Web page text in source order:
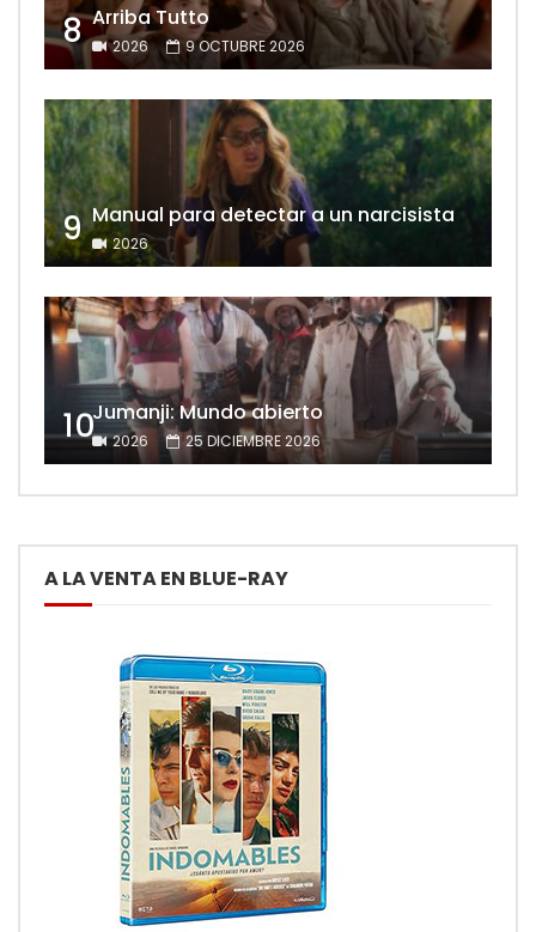
8 Arriba Tutto
2026 9 OCTUBRE 2026
9 Manual para detectar a un narcisista
2026
10Jumanji: Mundo abierto
2026 25 DICIEMBRE 2026
A LA VENTA EN BLUE-RAY